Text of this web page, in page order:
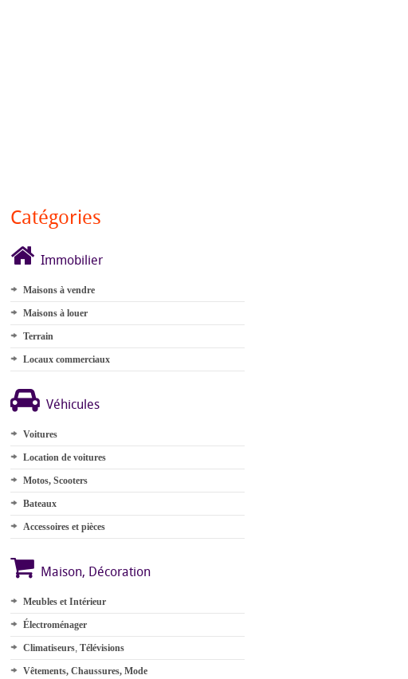
Catégories
Immobilier
Maisons à vendre
Maisons à louer
Terrain
Locaux commerciaux
Véhicules
Voitures
Location de voitures
Motos, Scooters
Bateaux
Accessoires et pièces
Maison, Décoration
Meubles et Intérieur
Électroménager
Climatiseurs, Télévisions
Vêtements, Chaussures, Mode